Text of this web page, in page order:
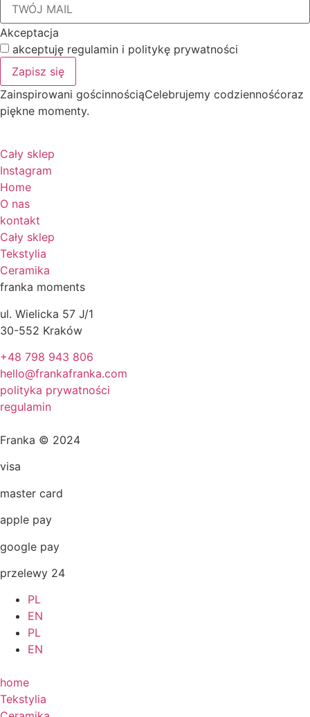
Akceptacja
akceptuję regulamin i politykę prywatności
Zapisz się
Zainspirowani gościnnościąCelebrujemy codziennośćoraz
piękne momenty.
Cały sklep
Instagram
Home
O nas
kontakt
Cały sklep
Tekstylia
Ceramika
franka moments
ul. Wielicka 57 J/1
30-552 Kraków
+48 798 943 806
hello@frankafranka.com
polityka prywatności
regulamin
Franka © 2024
visa
master card
apple pay
google pay
przelewy 24
PL
EN
PL
EN
home
Tekstylia